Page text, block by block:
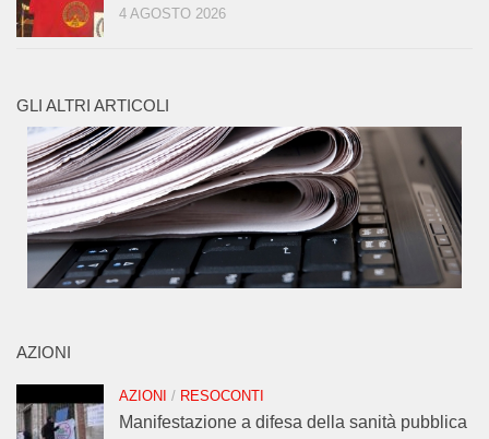
4 AGOSTO 2026
GLI ALTRI ARTICOLI
AZIONI
AZIONI / RESOCONTI
Manifestazione a difesa della sanità pubblica